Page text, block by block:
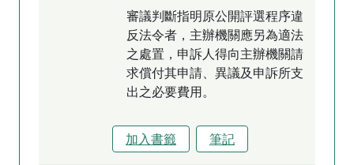
審議判斷指明原公開評選程序違
反法令者，主辦機關應另為適法
之處置，申訴人得向主辦機關請
求償付其申請、異議及申訴所支
出之必要費用。
加入書籤 筆記